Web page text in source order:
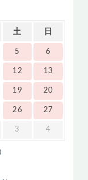
土 日
5 6
12 13
19 20
26 27
3 4